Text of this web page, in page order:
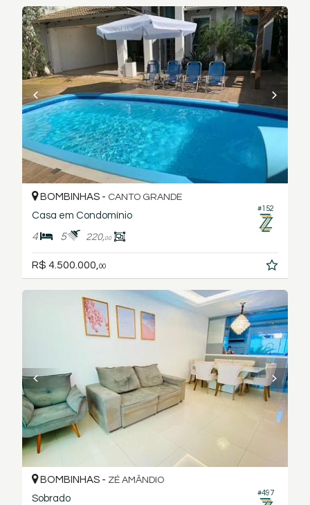
#152
BOMBINHAS - CANTO GRANDE
Casa em Condomínio
4 5 220,00
R$ 4.500.000, 00
#497
BOMBINHAS - ZÉ AMÂNDIO
Sobrado